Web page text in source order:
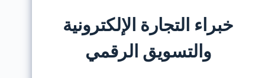
خبراء التجارة الإلكترونية
والتسويق الرقمي